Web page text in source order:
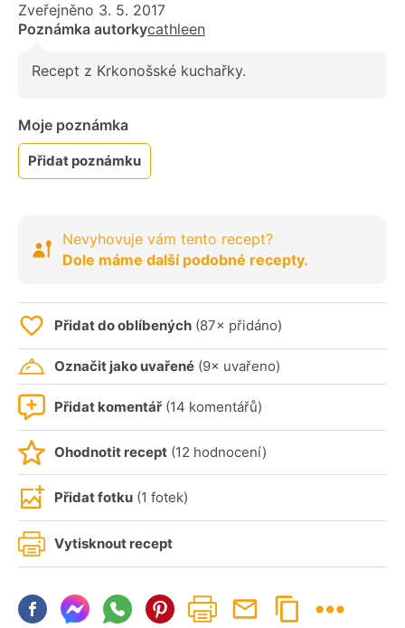
Zveřejněno 3. 5. 2017
Poznámka autorkycathleen
Recept z Krkonošské kuchařky.
Moje poznámka
Přidat poznámku
Nevyhovuje vám tento recept?
Dole máme další podobné recepty.
Přidat do oblíbených (87× přidáno)
Označit jako uvařené (9× uvařeno)
Přidat komentář (14 komentářů)
Ohodnotit recept (12 hodnocení)
Přidat fotku (1 fotek)
Vytisknout recept